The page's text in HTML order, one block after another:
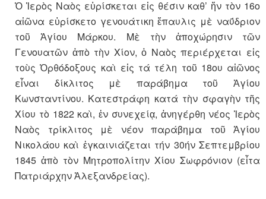
Ὁ Ἱερὸς Ναὸς εὑρίσκεται εἰς θέσιν καθ’ ἥν τὸν 16ο
αἰῶνα εὑρίσκετο γενουάτικη ἔπαυλις μὲ ναΰδριον
τοῦ Ἁγίου Μάρκου. Μὲ τὴν ἀποχώρησιν τῶν
Γενουατῶν ἀπὸ τὴν Χίον, ὁ Ναὸς περιέρχεται εἰς
τοὺς Ὀρθόδοξους καὶ εἰς τά τέλη τοῦ 18ου αἰῶνος
εἶναι δίκλιτος μὲ παράβημα τοῦ Ἁγίου
Κωνσταντίνου. Κατεστράφη κατά τὴν σφαγὴν τῆς
Χίου τὸ 1822 καὶ, ἐν συνεχείᾳ, ἀνηγέρθη νέος Ἱερὸς
Ναὸς τρίκλιτος μὲ νέον παράβημα τοῦ Ἁγίου
Νικολάου καὶ ἐγκαινιάζεται τήν 30ήν Σεπτεμβρίου
1845 ἀπὸ τὸν Μητροπολίτην Χίου Σωφρόνιον (εἶτα
Πατριάρχην Ἀλεξανδρείας).